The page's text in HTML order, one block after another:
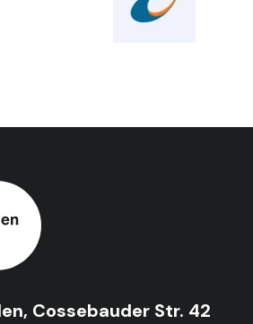
Cossebauder Str. 42